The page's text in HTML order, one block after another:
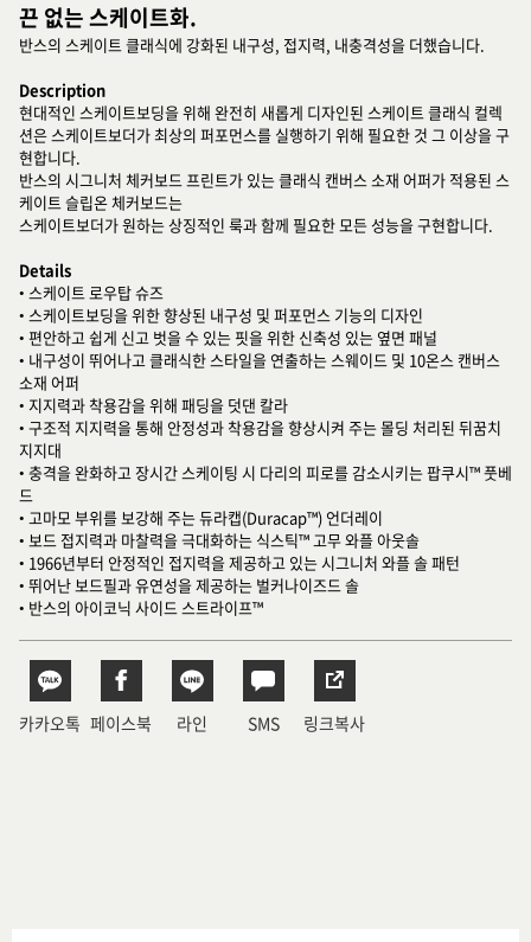
끈 없는 스케이트화.
반스의 스케이트 클래식에 강화된 내구성, 접지력, 내충격성을 더했습니다.
Description
현대적인 스케이트보딩을 위해 완전히 새롭게 디자인된 스케이트 클래식 컬렉
션은 스케이트보더가 최상의 퍼포먼스를 실행하기 위해 필요한 것 그 이상을 구
현합니다.
반스의 시그니처 체커보드 프린트가 있는 클래식 캔버스 소재 어퍼가 적용된 스
케이트 슬립온 체커보드는
스케이트보더가 원하는 상징적인 룩과 함께 필요한 모든 성능을 구현합니다.
Details
• 스케이트 로우탑 슈즈
• 스케이트보딩을 위한 향상된 내구성 및 퍼포먼스 기능의 디자인
• 편안하고 쉽게 신고 벗을 수 있는 핏을 위한 신축성 있는 옆면 패널
• 내구성이 뛰어나고 클래식한 스타일을 연출하는 스웨이드 및 10온스 캔버스
소재 어퍼
• 지지력과 착용감을 위해 패딩을 덧댄 칼라
• 구조적 지지력을 통해 안정성과 착용감을 향상시켜 주는 몰딩 처리된 뒤꿈치
지지대
• 충격을 완화하고 장시간 스케이팅 시 다리의 피로를 감소시키는 팝쿠시™ 풋베
드
• 고마모 부위를 보강해 주는 듀라캡(Duracap™) 언더레이
• 보드 접지력과 마찰력을 극대화하는 식스틱™ 고무 와플 아웃솔
• 1966년부터 안정적인 접지력을 제공하고 있는 시그니처 와플 솔 패턴
• 뛰어난 보드필과 유연성을 제공하는 벌커나이즈드 솔
• 반스의 아이코닉 사이드 스트라이프™
카카오톡 페이스북 라인 SMS 링크복사